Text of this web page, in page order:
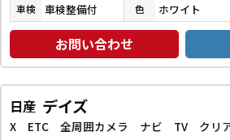
車検 車検整備付 色 ホワイト
お問い合わせ
日産 デイズ